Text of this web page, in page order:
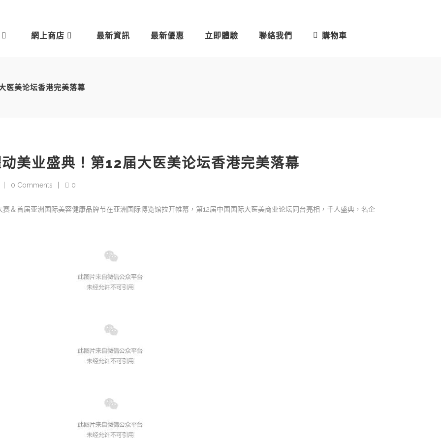
網上商店 最新資訊 最新優惠 立即體驗 聯絡我們 購物車
医美论坛香港完美落幕
美业盛典！第12届大医美论坛香港完美落幕
0 Comments 0
＆首届亚洲国际美容健康品牌节在亚洲国际博览馆拉开帷幕，第12届中国国际大医美商业论坛同台亮相，千人盛典，名企